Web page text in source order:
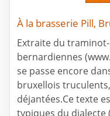
À la brasserie Pill,
Extraite du
bernardiennes
se passe encore
bruxellois
déjantées.Ce texte
typiques du dialecte